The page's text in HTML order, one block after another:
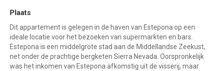
Plaats
Dit appartement is gelegen in de haven van Estepona op een
ideale locatie voor het bezoeken van supermarkten en bars.
Estepona is een middelgrote stad aan de Middellandse Zeekust,
net onder de prachtige bergketen Sierra Nevada. Oorspronkelijk
was het inkomen van Estepona afkomstig uit de visserij, maar